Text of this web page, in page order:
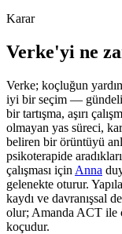
Karar
Verke'yi ne
Verke; koçluğun
iyi bir seçim —
bir tartışma, aşırı
olmayan yas süreci,
beliren bir örüntüyü
psikoterapide
çalışması için Anna
gelenekte oturur.
kaydı ve davranışsal
olur; Amanda ACT ile
koçudur.